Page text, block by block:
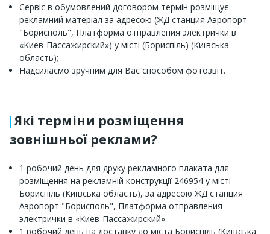
Сервіс в обумовлений договором термін розміщує
рекламний матеріал за адресою (ЖД станция Аэропорт
"Борисполь", Платформа отправления электрички в
«Киев-Пассажирский») у місті (Бориспіль) (Київська
область);
Надсилаємо зручним для Вас способом фотозвіт.
Які терміни розміщення
зовнішньої реклами?
1 робочий день для друку рекламного плаката для
розміщення на рекламній конструкції 246954 у місті
Бориспіль (Київська область), за адресою ЖД станция
Аэропорт "Борисполь", Платформа отправления
электрички в «Киев-Пассажирский»
1 робочий день на доставку до міста Бориспіль (Київська